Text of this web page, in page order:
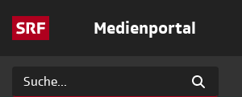
Medienportal